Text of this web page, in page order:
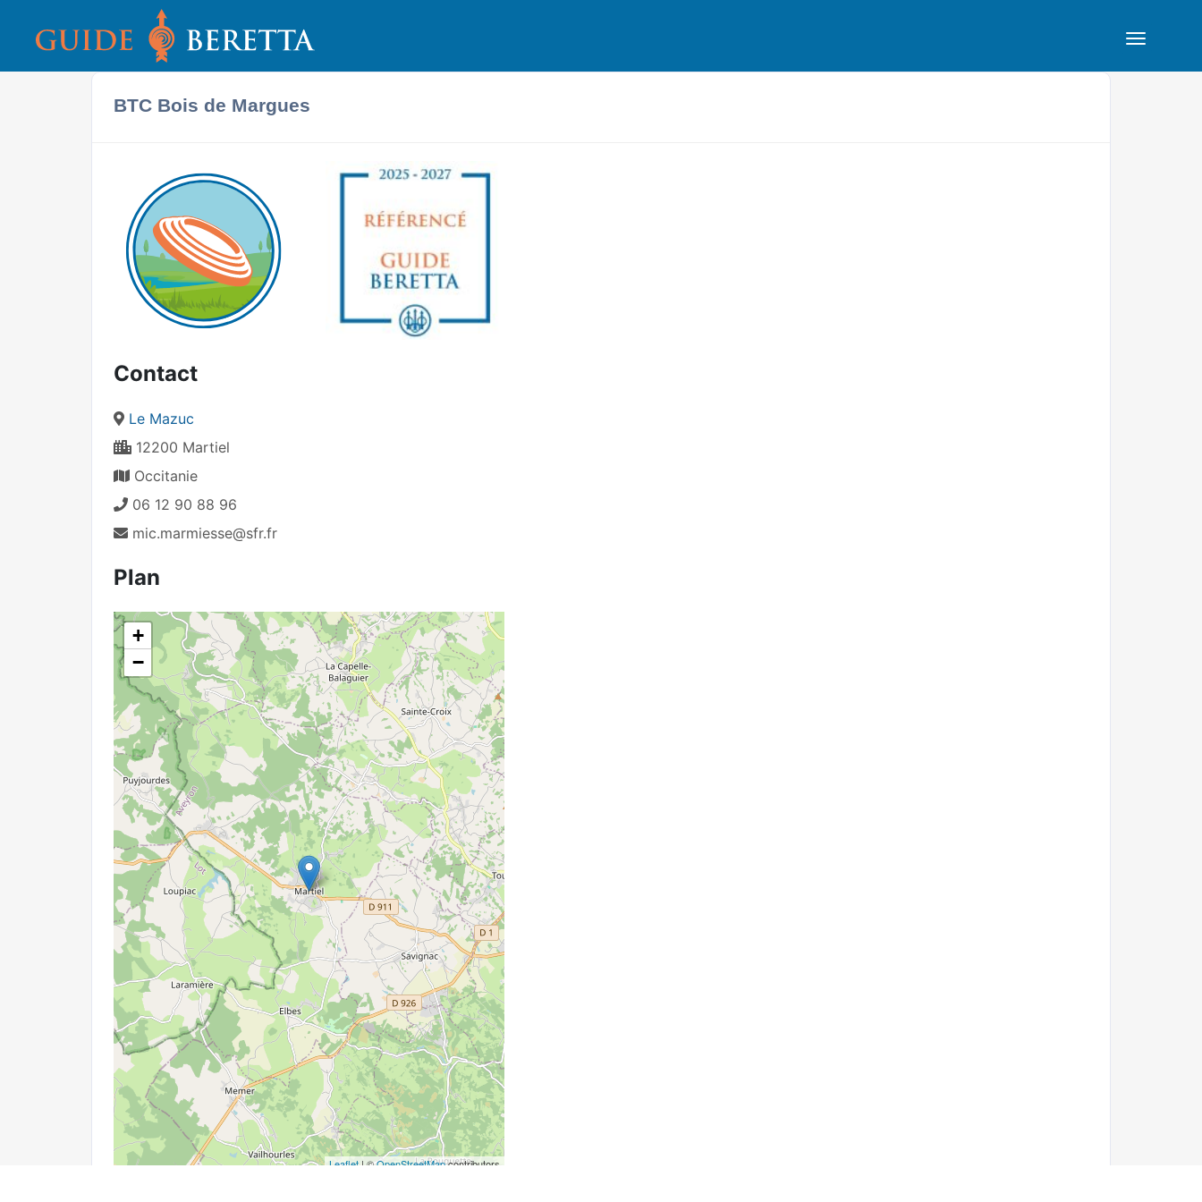
BTC Bois de Margues
Contact
Le Mazuc
12200 Martiel
Occitanie
06 12 90 88 96
mic.marmiesse@sfr.fr
Plan
+
−
Leaflet| ©OpenStreetMapcontributors